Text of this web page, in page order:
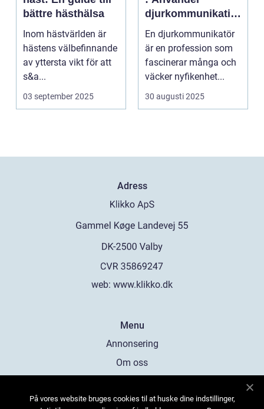
bättre hästhälsa
Inom hästvärlden är
hästens välbefinnande
av yttersta vikt för att
s&a...
03 september 2025
djurkommunikatio
n för behandling
av djur
En djurkommunikatör
är en profession som
fascinerar många och
väcker nyfikenhet...
30 augusti 2025
Adress
web: www.klikko.dk
Menu
Annonsering
Om oss
Kontakta oss
På vores website bruges cookies til at huske dine indstillinger,